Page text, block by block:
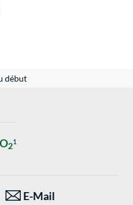
début
21
E-Mail